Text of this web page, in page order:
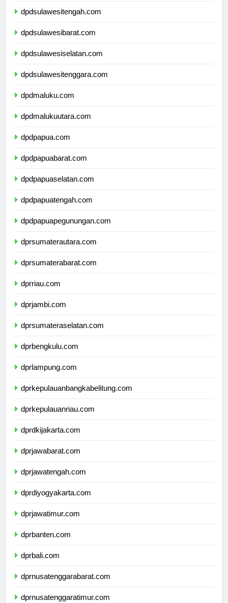
dpdsulawesitengah.com
dpdsulawesibarat.com
dpdsulawesiselatan.com
dpdsulawesitenggara.com
dpdmaluku.com
dpdmalukuutara.com
dpdpapua.com
dpdpapuabarat.com
dpdpapuaselatan.com
dpdpapuatengah.com
dpdpapuapegunungan.com
dprsumaterautara.com
dprsumaterabarat.com
dprriau.com
dprjambi.com
dprsumateraselatan.com
dprbengkulu.com
dprlampung.com
dprkepulauanbangkabelitung.com
dprkepulauanriau.com
dprdkijakarta.com
dprjawabarat.com
dprjawatengah.com
dprdiyogyakarta.com
dprjawatimur.com
dprbanten.com
dprbali.com
dprnusatenggarabarat.com
dprnusatenggaratimur.com